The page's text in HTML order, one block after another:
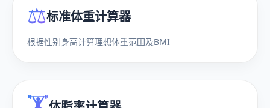
⚖️标准体重计算器
根据性别身高计算理想体重范围及BMI